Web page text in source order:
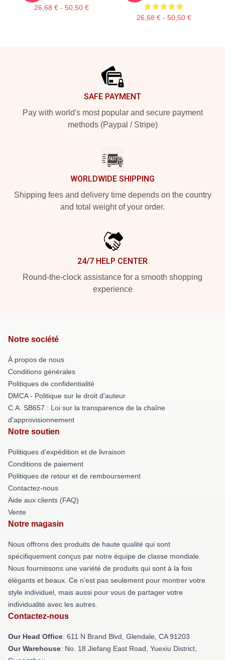
26,68 € - 50,50 €
26,68 € - 50,50 €
SAFE PAYMENT
Pay with world's most popular and secure payment
methods (Paypal / Stripe)
WORLDWIDE SHIPPING
Shipping fees and delivery time depends on the country
and total weight of your order.
24/7 HELP CENTER
Round-the-clock assistance for a smooth shopping
experience
Notre société
À propos de nous
Conditions générales
Politiques de confidentialité
DMCA - Politique sur le droit d'auteur
C.A. SB657 : Loi sur la transparence de la chaîne
d'approvisionnement
Notre soutien
Politiques d'expédition et de livraison
Conditions de paiement
Politiques de retour et de remboursement
Contactez-nous
Aide aux clients (FAQ)
Vente
Notre magasin
Nous offrons des produits de haute qualité qui sont
spécifiquement conçus par notre équipe de classe mondiale.
Nous fournissons une variété de produits qui sont à la fois
élégants et beaux. Ce n'est pas seulement pour montrer votre
style individuel, mais aussi pour vous de partager votre
individualité avec les autres.
Contactez-nous
Our Head Office: 611 N Brand Blvd, Glendale, CA 91203
Our Warehouse: No. 18 Jiefang East Road, Yuexiu District,